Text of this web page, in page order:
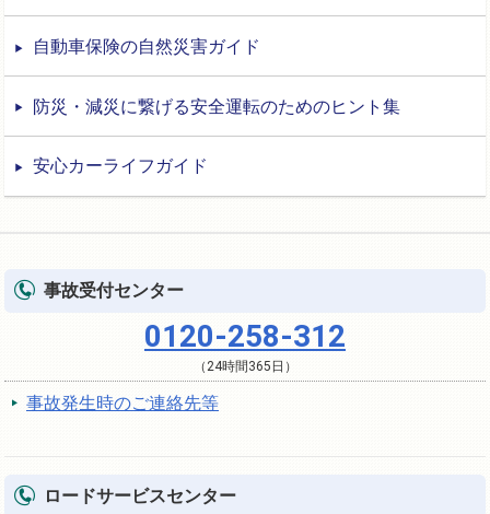
自動車保険の自然災害ガイド
防災・減災に繋げる安全運転のためのヒント集
安心カーライフガイド
事故受付センター
0120-258-312
（24時間365日）
事故発生時のご連絡先等
ロードサービスセンター